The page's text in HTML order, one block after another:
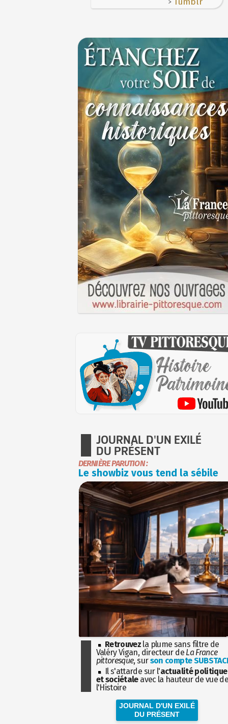
JOURNAL D'UN EXILÉ
DU PRÉSENT
DERNIÈRE PARUTION :
Le showbiz vous tend la sébile
Retrouvez la plume sans filtre de
Valéry Vigan, directeur de La France
pittoresque, surson compte
Il s'attarde sur l'actualité politique
et sociétaleavec la hauteur de vue
l'Histoire
JOURNAL D'UN EXILÉ
DU PRÉSENT
30 juin 1559 : Henri II est mortellement
coup de lance lors d’un tournoi